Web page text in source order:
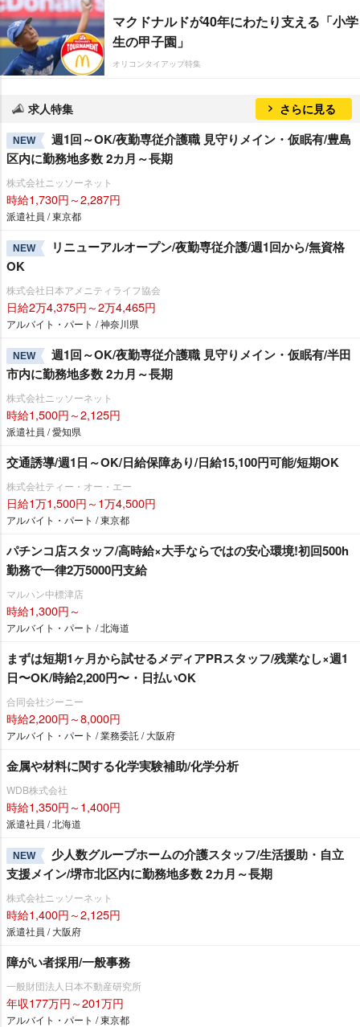
マクドナルドが40年にわたり支える「小学
生の甲子園」
オリコンタイアップ特集
求人特集 さらに見る
NEW
週1回～OK/夜勤専従介護職 見守りメイン・仮眠有/豊島
区内に勤務地多数 2カ月～長期
株式会社ニッソーネット
時給1,730円～2,287円
派遣社員 / 東京都
NEW
リニューアルオープン/夜勤専従介護/週1回から/無資格
OK
株式会社日本アメニティライフ協会
日給2万4,375円～2万4,465円
アルバイト・パート / 神奈川県
NEW
週1回～OK/夜勤専従介護職 見守りメイン・仮眠有/半田
市内に勤務地多数 2カ月～長期
株式会社ニッソーネット
時給1,500円～2,125円
派遣社員 / 愛知県
交通誘導/週1日～OK/日給保障あり/日給15,100円可能/短期OK
株式会社ティー・オー・エー
日給1万1,500円～1万4,500円
アルバイト・パート / 東京都
パチンコ店スタッフ/高時給×大手ならではの安心環境!初回500h
勤務で一律2万5000円支給
マルハン中標津店
時給1,300円～
アルバイト・パート / 北海道
まずは短期1ヶ月から試せるメディアPRスタッフ/残業なし×週1
日〜OK/時給2,200円〜・日払いOK
合同会社ジーニー
時給2,200円～8,000円
アルバイト・パート / 業務委託 / 大阪府
金属や材料に関する化学実験補助/化学分析
WDB株式会社
時給1,350円～1,400円
派遣社員 / 北海道
NEW
少人数グループホームの介護スタッフ/生活援助・自立
支援メイン/堺市北区内に勤務地多数 2カ月～長期
株式会社ニッソーネット
時給1,400円～2,125円
派遣社員 / 大阪府
障がい者採用/一般事務
一般財団法人日本不動産研究所
年収177万円～201万円
アルバイト・パート / 東京都